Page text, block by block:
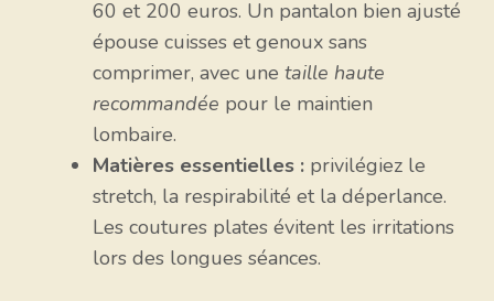
60 et 200 euros. Un pantalon bien ajusté
épouse cuisses et genoux sans
comprimer, avec une taille haute
recommandée pour le maintien
lombaire.
Matières essentielles : privilégiez le
stretch, la respirabilité et la déperlance.
Les coutures plates évitent les irritations
lors des longues séances.